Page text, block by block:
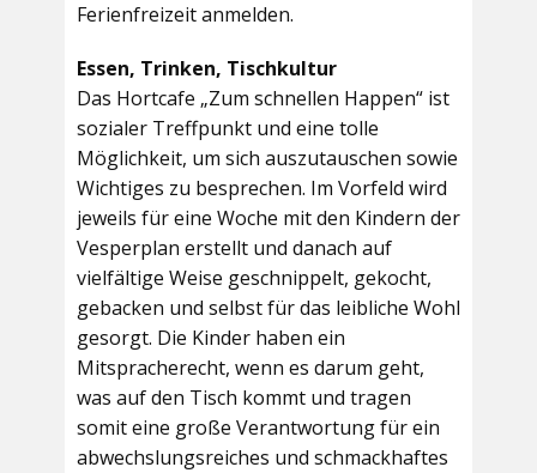
Ferienfreizeit anmelden.
Essen, Trinken, Tischkultur
Das Hortcafe „Zum schnellen Happen“ ist
sozialer Treffpunkt und eine tolle
Möglichkeit, um sich auszutauschen sowie
Wichtiges zu besprechen. Im Vorfeld wird
jeweils für eine Woche mit den Kindern der
Vesperplan erstellt und danach auf
vielfältige Weise geschnippelt, gekocht,
gebacken und selbst für das leibliche Wohl
gesorgt. Die Kinder haben ein
Mitspracherecht, wenn es darum geht,
was auf den Tisch kommt und tragen
somit eine große Verantwortung für ein
abwechslungsreiches und schmackhaftes